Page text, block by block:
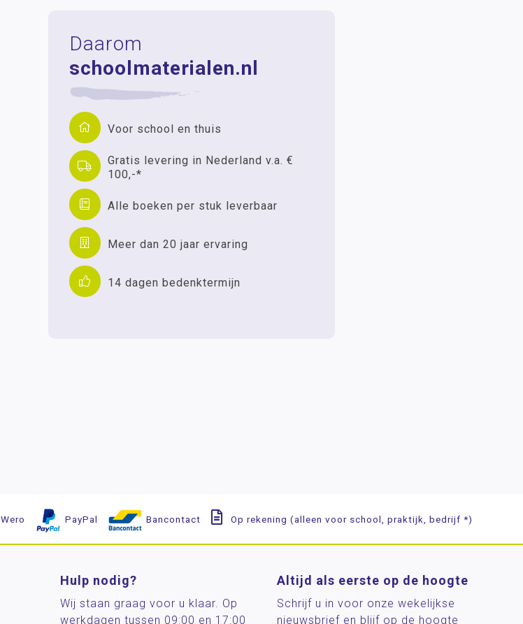
Daarom
schoolmaterialen.nl
Voor school en thuis
Gratis levering in Nederland v.a. €
100,-*
Alle boeken per stuk leverbaar
Meer dan 20 jaar ervaring
14 dagen bedenktermijn
PayPal Bancontact Op rekening (alleen voor school, praktijk, bedrijf *)
Hulp nodig?
Wij staan graag voor u klaar. Op
werkdagen tussen 09:00 en 17:00
Altijd als eerste op de hoogte
Schrijf u in voor onze wekelijkse
nieuwsbrief en blijf op de hoogte